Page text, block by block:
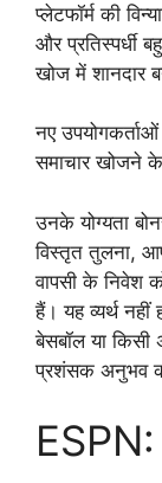
प्लेटफॉर्म की
और प्रतिस्पर्धी
खोज में शानदार
नए
समाचार खोजने
उनके योग्यता
विस्तृत तुलना,
वापसी के निवेश
हैं। यह व्यर्थ
बेसबॉल या
प्रशंसक अनुभव